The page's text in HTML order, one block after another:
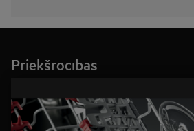
Priekšrocības